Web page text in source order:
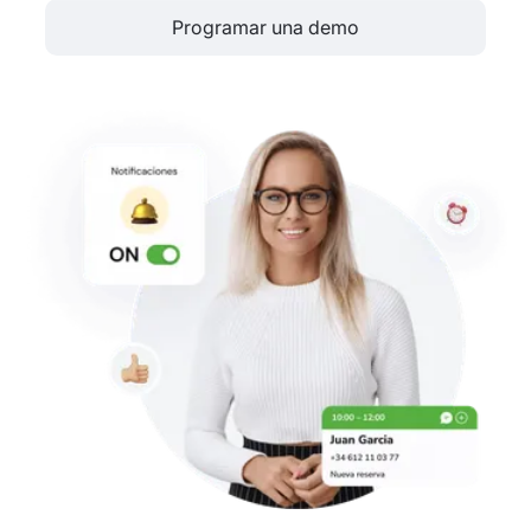
Programar una demo